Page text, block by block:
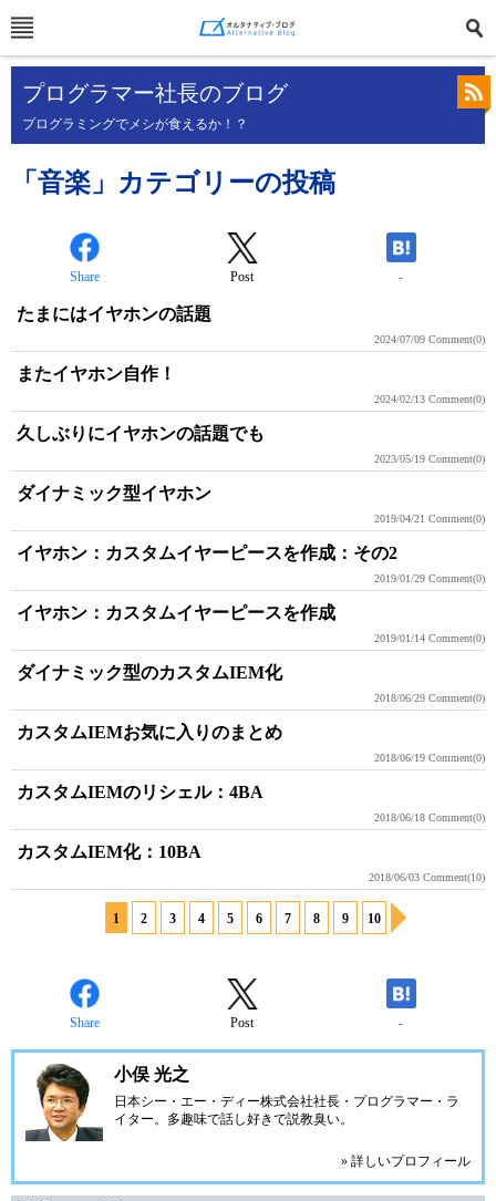
プログラマー社長のブログ
プログラミングでメシが食えるか！？
「音楽」カテゴリーの投稿
Share Post -
たまにはイヤホンの話題
2024/07/09 Comment(0)
またイヤホン自作！
2024/02/13 Comment(0)
久しぶりにイヤホンの話題でも
2023/05/19 Comment(0)
ダイナミック型イヤホン
2019/04/21 Comment(0)
イヤホン：カスタムイヤーピースを作成：その2
2019/01/29 Comment(0)
イヤホン：カスタムイヤーピースを作成
2019/01/14 Comment(0)
ダイナミック型のカスタムIEM化
2018/06/29 Comment(0)
カスタムIEMお気に入りのまとめ
2018/06/19 Comment(0)
カスタムIEMのリシェル：4BA
2018/06/18 Comment(0)
カスタムIEM化：10BA
2018/06/03 Comment(10)
1 2 3 4 5 6 7 8 9 10
Share Post -
小俣 光之
日本シー・エー・ディー株式会社社長・プログラマー・ラ
イター。多趣味で話し好きで説教臭い。
» 詳しいプロフィール